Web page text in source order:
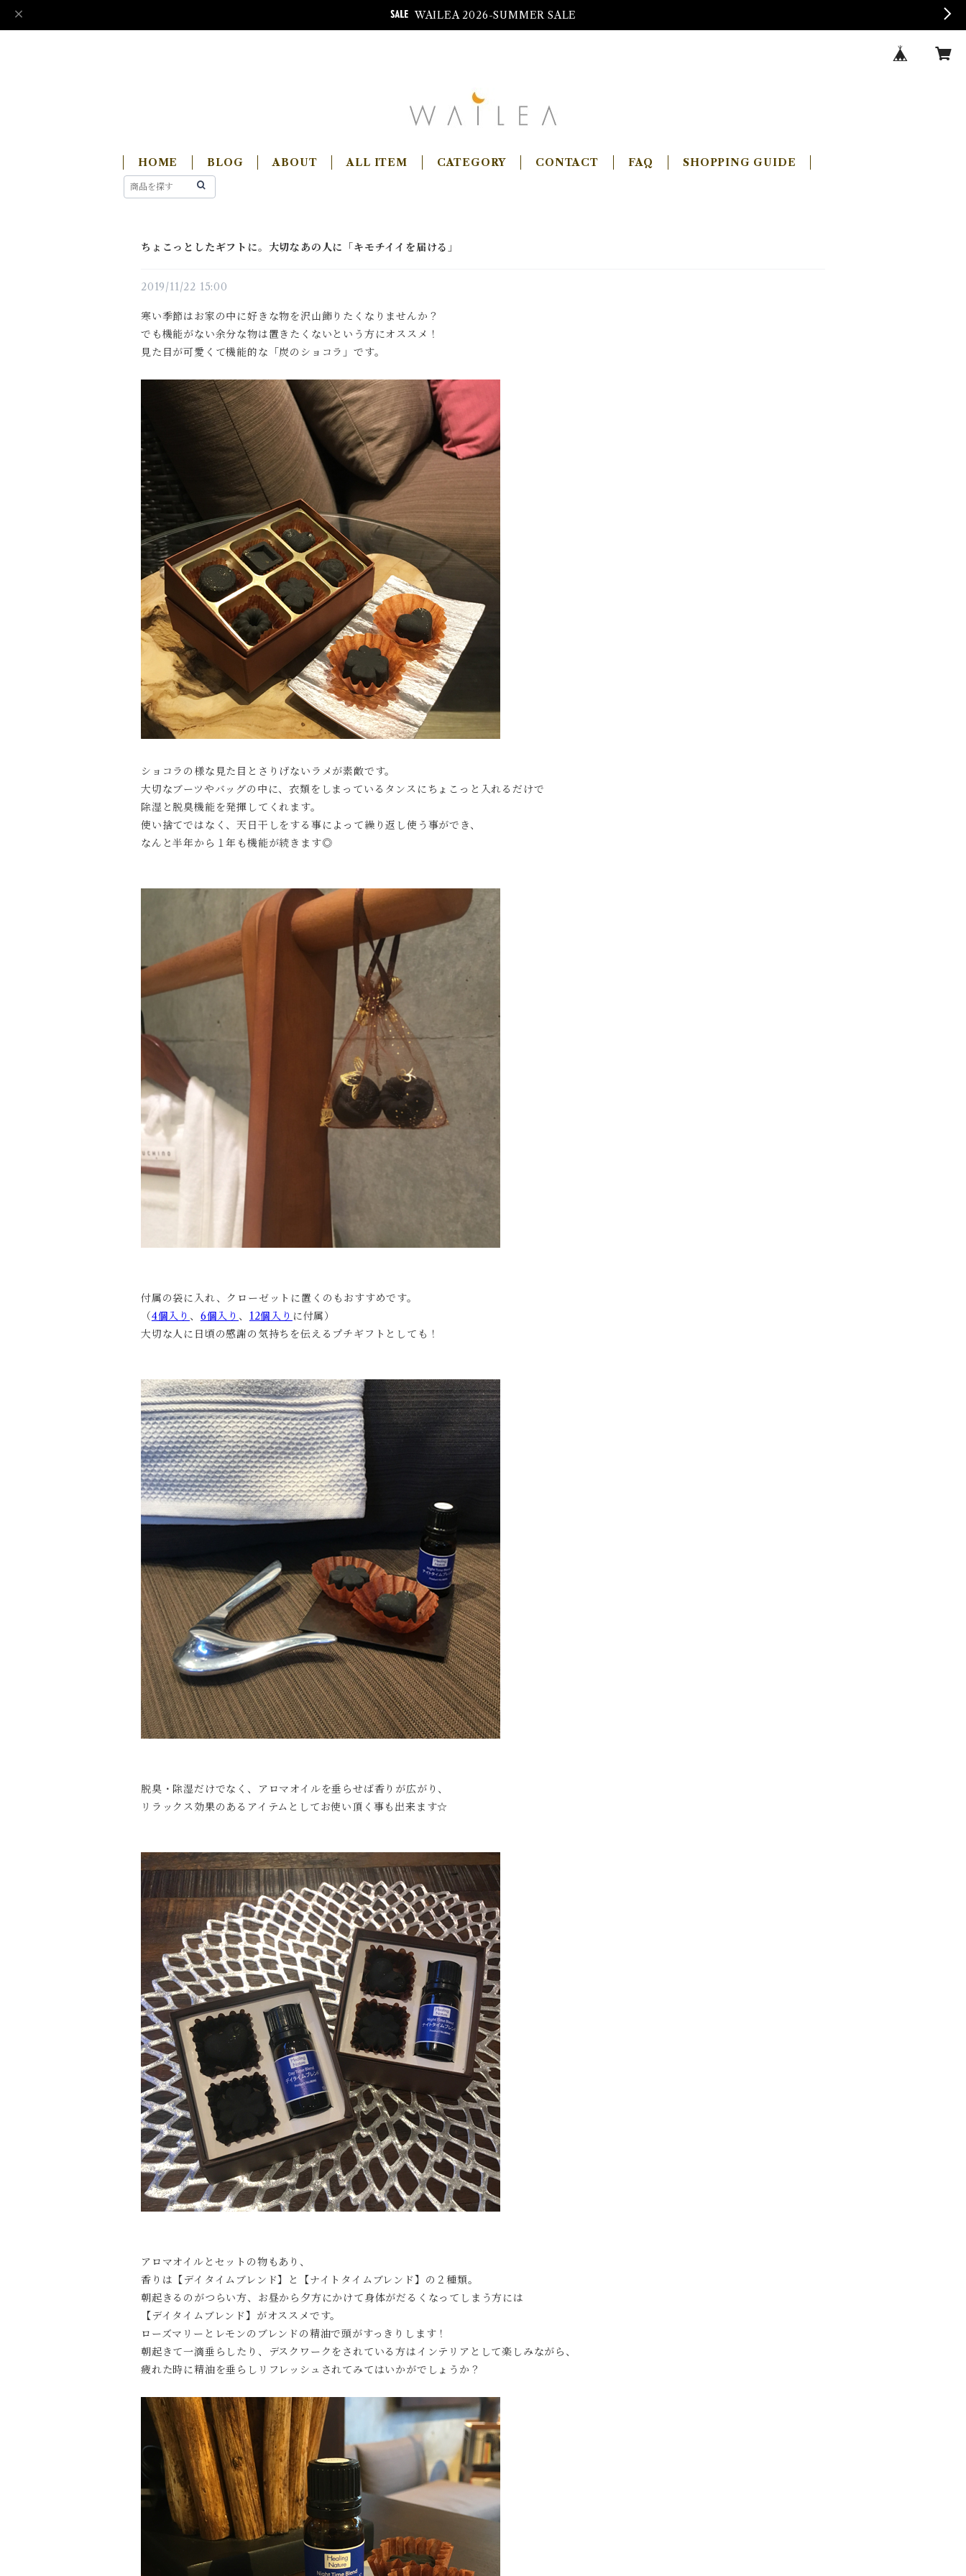
WAILEA 2026-SUMMER SALE
HOME BLOG ABOUT ALL ITEM CATEGORY CONTACT FAQ SHOPPING GUIDE
ちょこっとしたギフトに。大切なあの人に「キモチイイを届ける」
2019/11/22 15:00
寒い季節はお家の中に好きな物を沢山飾りたくなりませんか？
でも機能がない余分な物は置きたくないという方にオススメ！
見た目が可愛くて機能的な「炭のショコラ」です。
ショコラの様な見た目とさりげないラメが素敵です。
大切なブーツやバッグの中に、衣類をしまっているタンスにちょこっと入れるだけで
除湿と脱臭機能を発揮してくれます。
使い捨てではなく、天日干しをする事によって繰り返し使う事ができ、
なんと半年から１年も機能が続きます◎
付属の袋に入れ、クローゼットに置くのもおすすめです。
（4個入り、 6個入り、 12個入り に付属）
大切な人に日頃の感謝の気持ちを伝えるプチギフトとしても！
脱臭・除湿だけでなく、アロマオイルを垂らせば香りが広がり、
リラックス効果のあるアイテムとしてお使い頂く事も出来ます☆
アロマオイルとセットの物もあり、
香りは【デイタイムブレンド】と【ナイトタイムブレンド】の２種類。
朝起きるのがつらい方、お昼から夕方にかけて身体がだるくなってしまう方には
【デイタイムブレンド】がオススメです。
ローズマリーとレモンのブレンドの精油で頭がすっきりします！
朝起きて一滴垂らしたり、デスクワークをされている方はインテリアとして楽しみながら、
疲れた時に精油を垂らしリフレッシュされてみてはいかがでしょうか？